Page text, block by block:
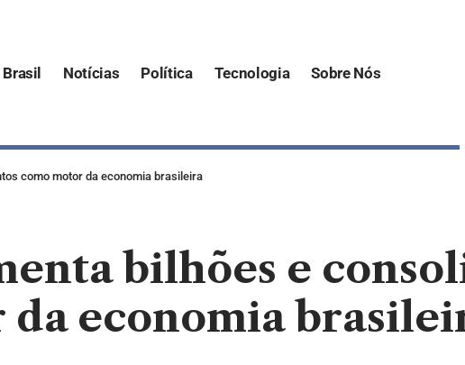
Brasil Notícias Política Tecnologia Sobre Nós
como motor da economia brasileira
bilhões e
da economia